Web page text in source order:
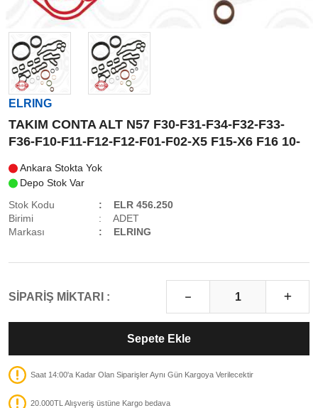
ELRING
TAKIM CONTA ALT N57 F30-F31-F34-F32-F33-
F36-F10-F11-F12-F12-F01-F02-X5 F15-X6 F16 10-
Ankara Stokta Yok
Depo Stok Var
Stok Kodu
ELR 456.250
Birimi
ADET
Markası
ELRING
SİPARİŞ MİKTARI :
Sepete Ekle
Saat 14:00'a Kadar Olan Siparişler Aynı Gün Kargoya Verilecektir
20.000TL Alışveriş üstüne Kargo bedava